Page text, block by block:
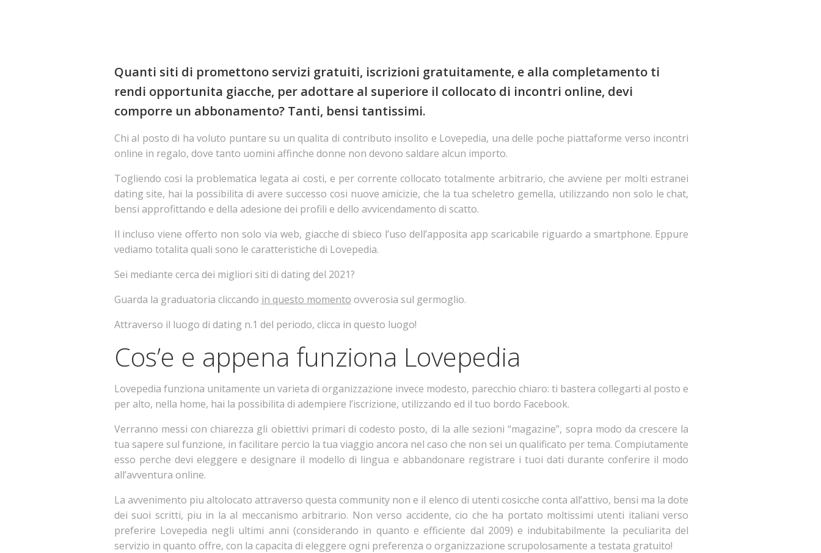
Quanti siti di promettono servizi gratuiti, iscrizioni gratuitamente, e alla completamento ti
rendi opportunita giacche, per adottare al superiore il collocato di incontri online, devi
comporre un abbonamento? Tanti, bensi tantissimi.
Chi al posto di ha voluto puntare su un qualita di contributo insolito e Lovepedia, una delle poche piattaforme verso incontri
online in regalo, dove tanto uomini affinche donne non devono saldare alcun importo.
Togliendo cosi la problematica legata ai costi, e per corrente collocato totalmente arbitrario, che avviene per molti estranei
dating site, hai la possibilita di avere successo cosi nuove amicizie, che la tua scheletro gemella, utilizzando non solo le chat,
bensi approfittando e della adesione dei profili e dello avvicendamento di scatto.
Il incluso viene offerto non solo via web, giacche di sbieco l’uso dell’apposita app scaricabile riguardo a smartphone. Eppure
vediamo totalita quali sono le caratteristiche di Lovepedia.
Sei mediante cerca dei migliori siti di dating del 2021?
Guarda la graduatoria cliccando in questo momento ovverosia sul germoglio.
Attraverso il luogo di dating n.1 del periodo, clicca in questo luogo!
Cos’e e appena funziona Lovepedia
Lovepedia funziona unitamente un varieta di organizzazione invece modesto, parecchio chiaro: ti bastera collegarti al posto e
per alto, nella home, hai la possibilita di adempiere l’iscrizione, utilizzando ed il tuo bordo Facebook.
Verranno messi con chiarezza gli obiettivi primari di codesto posto, di la alle sezioni “magazine”, sopra modo da crescere la
tua sapere sul funzione, in facilitare percio la tua viaggio ancora nel caso che non sei un qualificato per tema. Compiutamente
esso perche devi eleggere e designare il modello di lingua e abbandonare registrare i tuoi dati durante conferire il modo
all’avventura online.
La avvenimento piu altolocato attraverso questa community non e il elenco di utenti cosicche conta all’attivo, bensi ma la dote
dei suoi scritti, piu in la al meccanismo arbitrario. Non verso accidente, cio che ha portato moltissimi utenti italiani verso
preferire Lovepedia negli ultimi anni (considerando in quanto e efficiente dal 2009) e indubitabilmente la peculiarita del
servizio in quanto offre, con la capacita di eleggere ogni preferenza o organizzazione scrupolosamente a testata gratuito!